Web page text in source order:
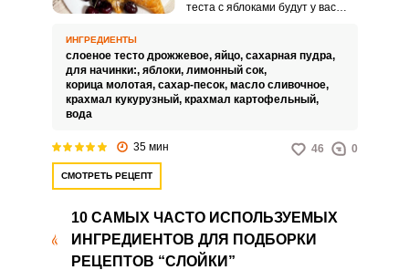
теста с яблоками будут у вас
на дрожжевом слоеном тесте
они всегда получаются
пышными и с хрустящей
корочкой. В этом рецепте яблоки
ИНГРЕДИЕНТЫ
слоеное тесто дрожжевое, яйцо, сахарная пудра,
для начинки:, яблоки, лимонный сок,
корица молотая, сахар-песок, масло сливочное,
крахмал кукурузный, крахмал картофельный,
вода
35 мин 46 0
СМОТРЕТЬ РЕЦЕПТ
10 САМЫХ ЧАСТО ИСПОЛЬЗУЕМЫХ
ИНГРЕДИЕНТОВ ДЛЯ ПОДБОРКИ
РЕЦЕПТОВ “СЛОЙКИ”
ВХОД НА САЙТ РЕГИСТРАЦИЯ
с помощью социальных сетей:
или